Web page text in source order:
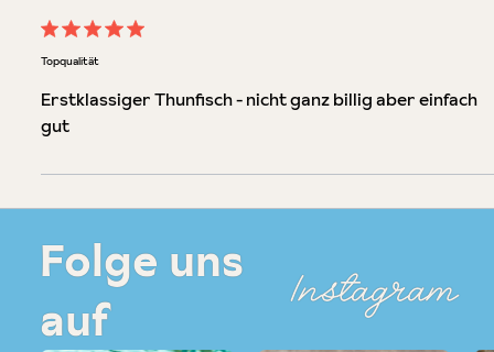
Bewertung mit 5 von 5 Sternen
Topqualität
Erstklassiger Thunfisch - nicht ganz billig aber einfach
gut
Folge uns
auf
Instagram